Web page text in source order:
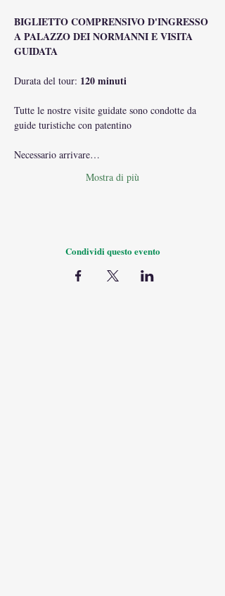
BIGLIETTO COMPRENSIVO D'INGRESSO
A PALAZZO DEI NORMANNI E VISITA
GUIDATA
Durata del tour: 120 minuti
Tutte le nostre visite guidate sono condotte da
guide turistiche con patentino
Necessario arrivare…
Mostra di più
Condividi questo evento